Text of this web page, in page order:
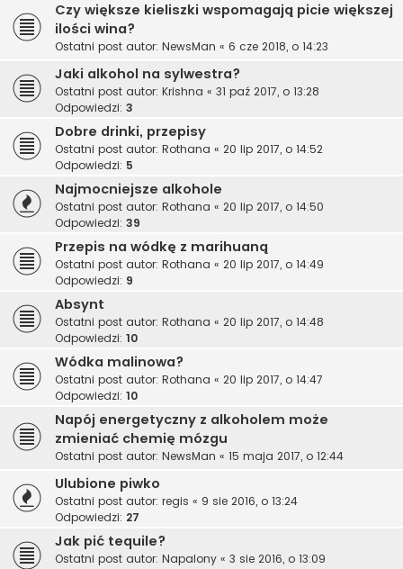
Czy większe kieliszki wspomagają picie większej
ilości wina?
Ostatni post autor: NewsMan « 6 cze 2018, o 14:23
Jaki alkohol na sylwestra?
Ostatni post autor: Krishna « 31 paź 2017, o 13:28
Odpowiedzi: 3
Dobre drinki, przepisy
Ostatni post autor: Rothana « 20 lip 2017, o 14:52
Odpowiedzi: 5
Najmocniejsze alkohole
Ostatni post autor: Rothana « 20 lip 2017, o 14:50
Odpowiedzi: 39
Przepis na wódkę z marihuaną
Ostatni post autor: Rothana « 20 lip 2017, o 14:49
Odpowiedzi: 9
Absynt
Ostatni post autor: Rothana « 20 lip 2017, o 14:48
Odpowiedzi: 10
Wódka malinowa?
Ostatni post autor: Rothana « 20 lip 2017, o 14:47
Odpowiedzi: 10
Napój energetyczny z alkoholem może
zmieniać chemię mózgu
Ostatni post autor: NewsMan « 15 maja 2017, o 12:44
Ulubione piwko
Ostatni post autor: regis « 9 sie 2016, o 13:24
Odpowiedzi: 27
Jak pić tequile?
Ostatni post autor: Napalony « 3 sie 2016, o 13:09